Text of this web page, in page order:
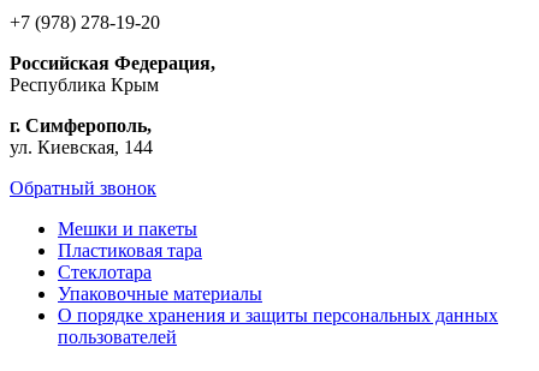
+7 (978) 278-19-20
Российская Федерация,
Республика Крым
г. Симферополь,
ул. Киевская, 144
Обратный звонок
Мешки и пакеты
Пластиковая тара
Стеклотара
Упаковочные материалы
О порядке хранения и защиты персональных данных
пользователей